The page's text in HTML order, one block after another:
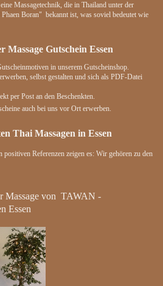
Massagetechnik, die in Thailand unter der
Boran" bekannt ist, was soviel bedeutet wie
Massage Gutschein Essen
in unserem Gutscheinshop.
selbst gestalten und sich als PDF-Datei
per Post an den Beschenkten.
auch bei uns vor Ort erwerben.
Thai Massagen in Essen
Referenzen zeigen es: Wir gehören zu den
Massage von TAWAN -
Essen